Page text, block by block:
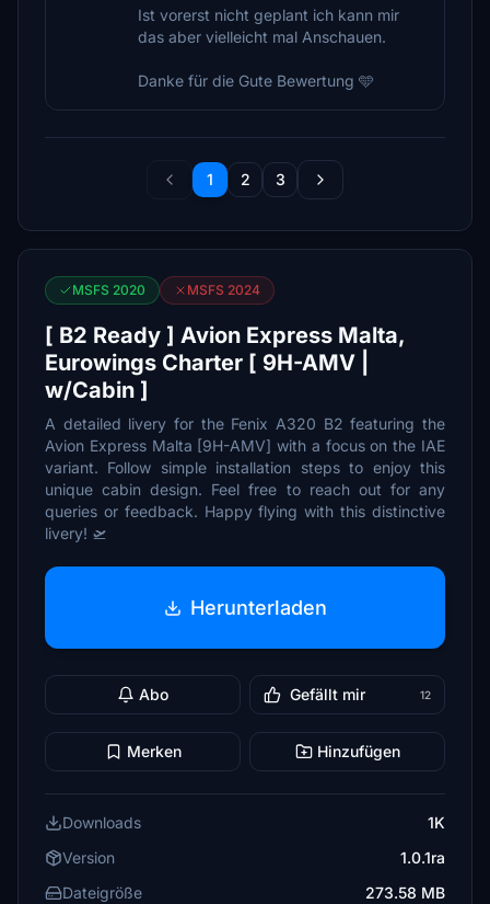
Ist vorerst nicht geplant ich kann mir
das aber vielleicht mal Anschauen.
Danke für die Gute Bewertung 🩵
1 2 3
MSFS 2020 MSFS 2024
[ B2 Ready ] Avion Express Malta,
Eurowings Charter [ 9H-AMV |
w/Cabin ]
A detailed livery for the Fenix A320 B2 featuring the
Avion Express Malta [9H-AMV] with a focus on the IAE
variant. Follow simple installation steps to enjoy this
unique cabin design. Feel free to reach out for any
queries or feedback. Happy flying with this distinctive
livery! 🛫
Herunterladen
Abo Gefällt mir 12
Merken Hinzufügen
Downloads
1K
Version
1.0.1ra
Dateigröße
273.58 MB